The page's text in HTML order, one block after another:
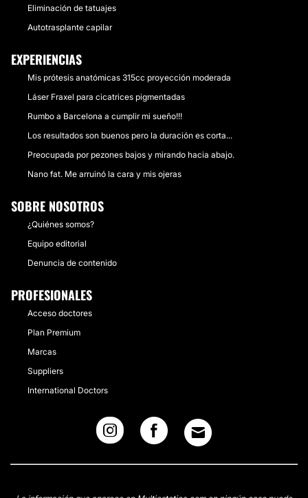
Eliminación de tatuajes
Autotrasplante capilar
EXPERIENCIAS
Mis prótesis anatómicas 315cc proyección moderada
Láser Fraxel para cicatrices pigmentadas
Rumbo a Barcelona a cumplir mi sueño!!!
Los resultados son buenos pero la duración es corta...
Preocupada por pezones bajos y mirando hacia abajo.
Nano fat. Me arruinó la cara y mis ojeras
SOBRE NOSOTROS
¿Quiénes somos?
Equipo editorial
Denuncia de contenido
PROFESIONALES
Acceso doctores
Plan Premium
Marcas
Suppliers
International Doctors